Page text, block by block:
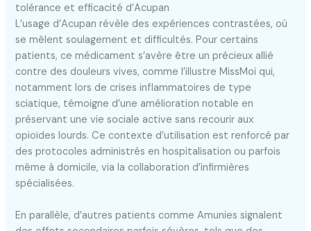
tolérance et efficacité d’Acupan
L’usage d’Acupan révèle des expériences contrastées, où
se mêlent soulagement et difficultés. Pour certains
patients, ce médicament s’avère être un précieux allié
contre des douleurs vives, comme l’illustre MissMoi qui,
notamment lors de crises inflammatoires de type
sciatique, témoigne d’une amélioration notable en
préservant une vie sociale active sans recourir aux
opioïdes lourds. Ce contexte d’utilisation est renforcé par
des protocoles administrés en hospitalisation ou parfois
même à domicile, via la collaboration d’infirmières
spécialisées.
En parallèle, d’autres patients comme Amunies signalent